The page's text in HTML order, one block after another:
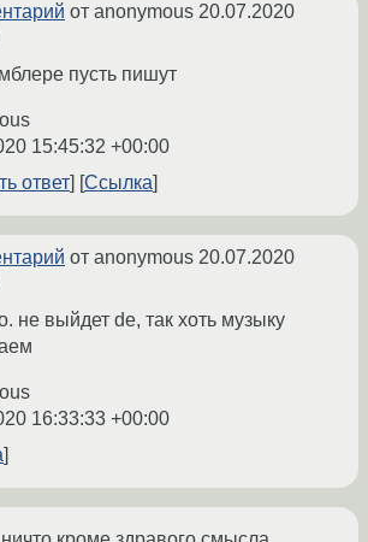
от anonymous 20.07.2020
пусть пишут
15:45:32 +00:00
ответ
Ссылка
от anonymous 20.07.2020
не выйдет de, так хоть музыку
16:33:33 +00:00